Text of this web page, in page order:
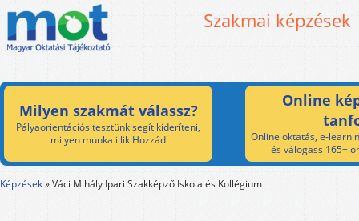
Szakmai képzések
Milyen szakmát válassz?
Pályaorientációs tesztünk segít kideríteni,
milyen munka illik Hozzád
Online
Online oktatás, e-
és válogass 165+
Képzések»Váci Mihály Ipari Szakképző Iskola és Kollégium